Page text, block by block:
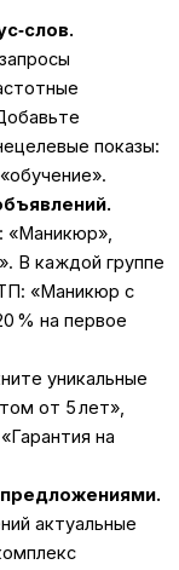
показы:
«Маникюр»,
В каждой группе
«Маникюр с
% на первое
уникальные
от 5 лет»,
на
актуальные